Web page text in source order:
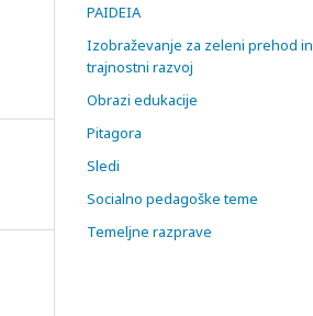
PAIDEIA
Izobraževanje za zeleni prehod in
trajnostni razvoj
Obrazi edukacije
Pitagora
Sledi
Socialno pedagoške teme
Temeljne razprave